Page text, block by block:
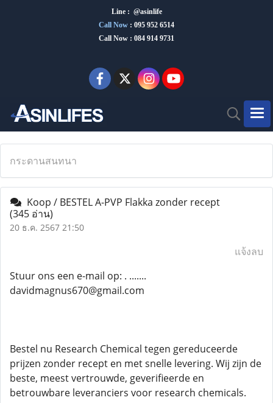
Line : @asinlife
Call Now : 095 952 6514
Call Now : 084 914 9731
กระดานสนทนา
Koop / BESTEL A-PVP Flakka zonder recept
(345 อ่าน)
20 ธ.ค. 2567 21:50
แจ้งลบ
Stuur ons een e-mail op: . .......
davidmagnus670@gmail.com
Bestel nu Research Chemical tegen gereduceerde
prijzen zonder recept en met snelle levering. Wij zijn de
beste, meest vertrouwde, geverifieerde en
betrouwbare leveranciers voor research chemicals.